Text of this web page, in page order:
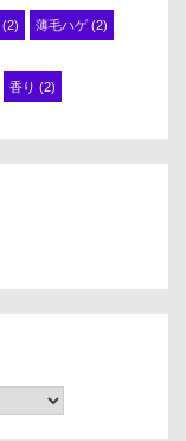
(2) 薄毛ハゲ(2)
香り (2)